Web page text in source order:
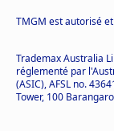
TMGM est autorisé
Trademax Australia
réglementé par
(ASIC), AFSL no.
Tower, 100